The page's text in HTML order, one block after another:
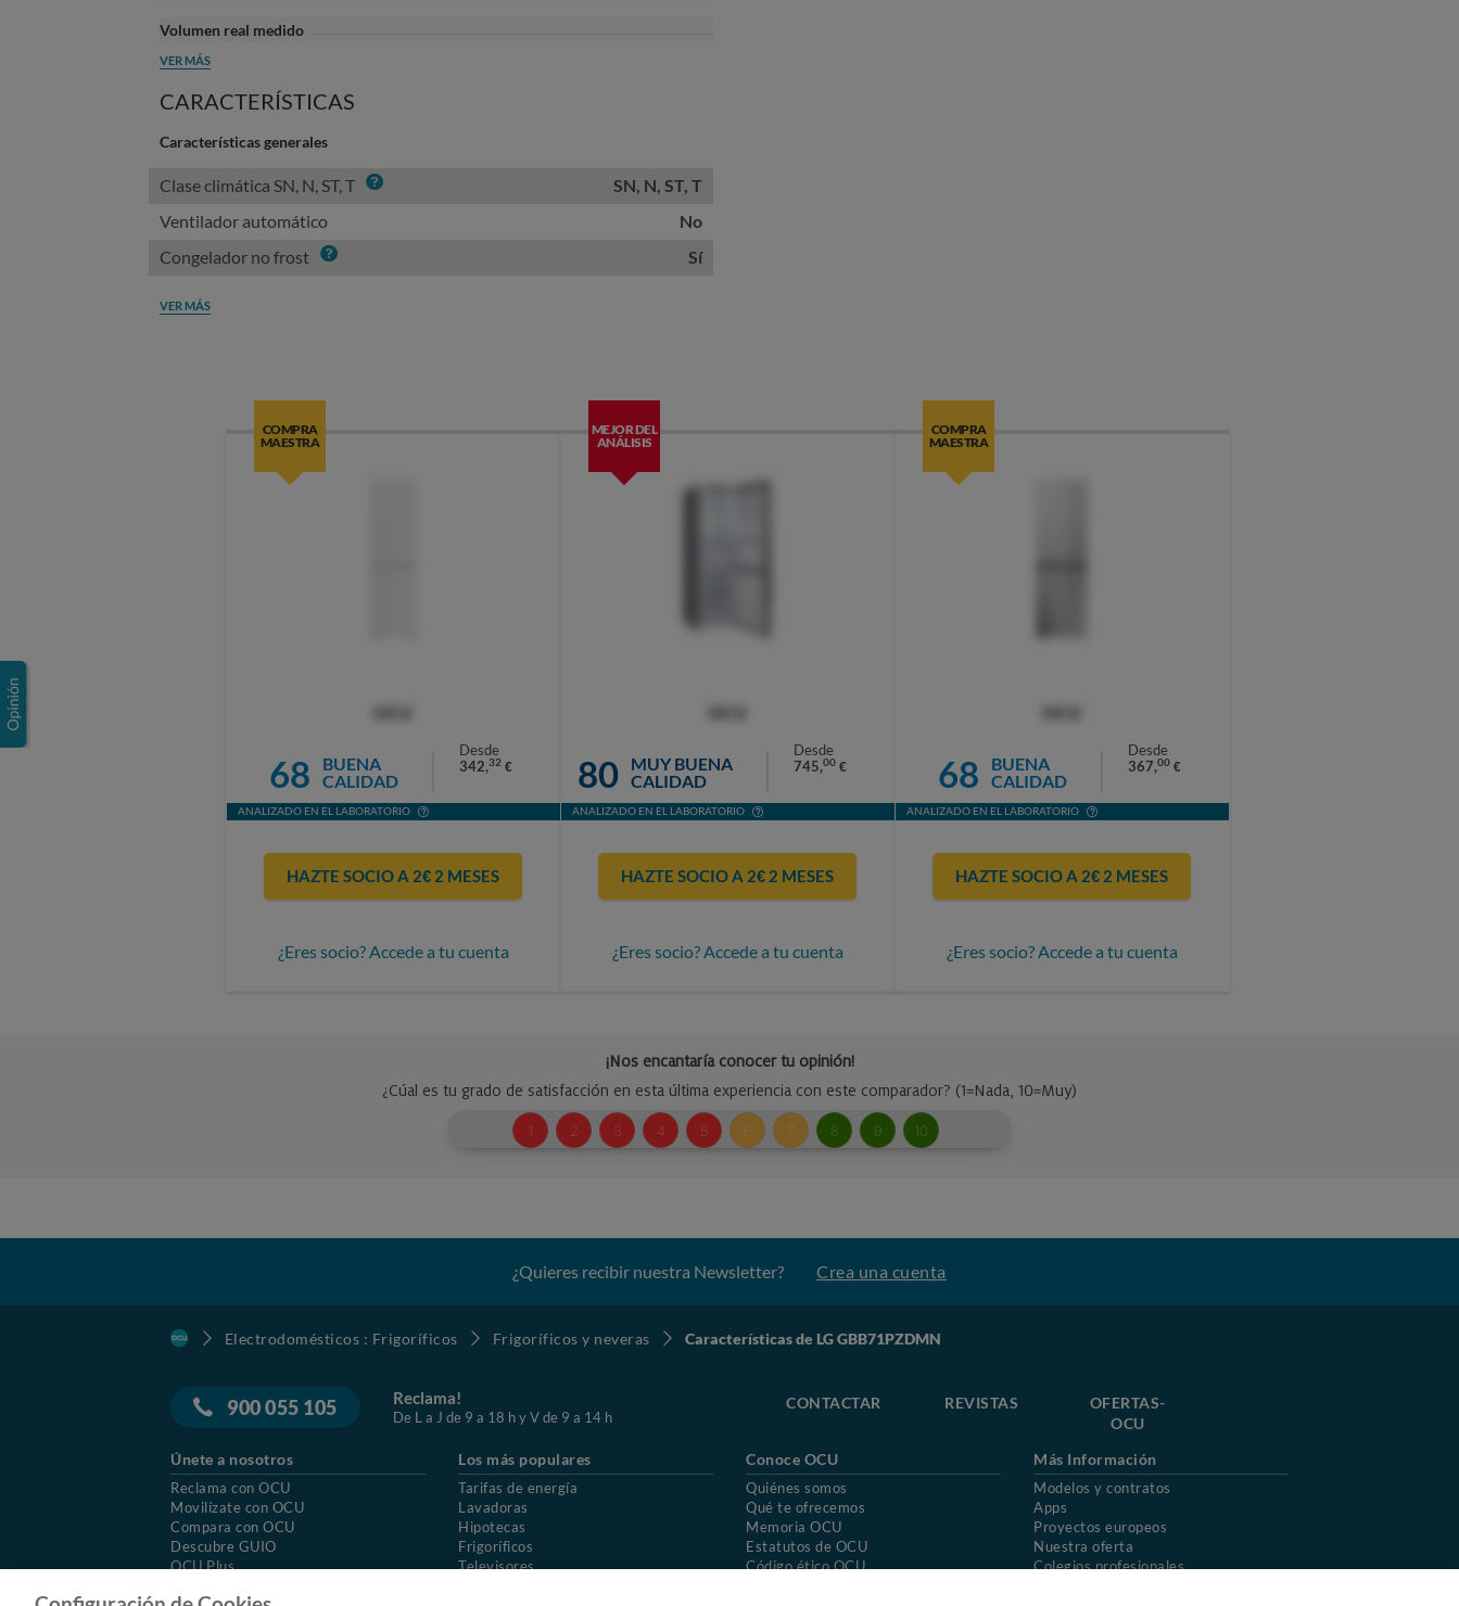
Volumen real medido
VER MÁS
CARACTERÍSTICAS
Características generales
Clase climática SN, N, ST, T Info
SN, N, ST, T
Ventilador automático
No
Congelador no frost Info Sí
VER MÁS
COMPRA
MAESTRA
68
BUENA
CALIDAD
Desde
342,32 €
ANALIZADO EN EL LABORATORIO
HAZTE SOCIO A 2€ 2 MESES
¿Eres socio? Accede a tu cuenta
MEJOR DEL
ANÁLISIS
80
MUY BUENA
CALIDAD
Desde
745,00 €
ANALIZADO EN EL LABORATORIO
HAZTE SOCIO A 2€ 2 MESES
¿Eres socio? Accede a tu cuenta
COMPRA
MAESTRA
68
BUENA
CALIDAD
Desde
367,00 €
ANALIZADO EN EL LABORATORIO
HAZTE SOCIO A 2€ 2 MESES
¿Eres socio? Accede a tu cuenta
¿Quieres recibir nuestra Newsletter? Crea una cuenta
Electrodomésticos : Frigoríficos Frigoríficos y neveras Características de LG GBB71PZDMN
900 055 105 Reclama!
De L a J de 9 a 18 h y V de 9 a 14 h
CONTACTAR REVISTAS
OFERTAS-
OCU
Únete a nosotros
Reclama con OCU
Movilízate con OCU
Compara con OCU
Descubre GUIO
OCU Plus
Los más populares
Tarifas de energía
Lavadoras
Hipotecas
Frigoríficos
Televisores
Conoce OCU
Quiénes somos
Qué te ofrecemos
Memoria OCU
Estatutos de OCU
Código ético OCU
Más Información
Modelos y contratos
Apps
Proyectos europeos
Nuestra oferta
Colegios profesionales